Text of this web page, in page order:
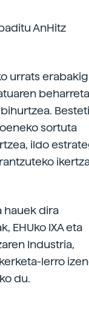
AnHitz
urrats
sortuta
ildo
hauek dira
EHUko IXA eta
Industria,
lerro
du.